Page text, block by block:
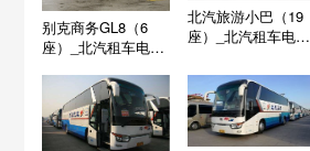
别克商务GL8（6
座）_北汽租车电话
北汽旅游小巴（19
座）_北汽租车电话